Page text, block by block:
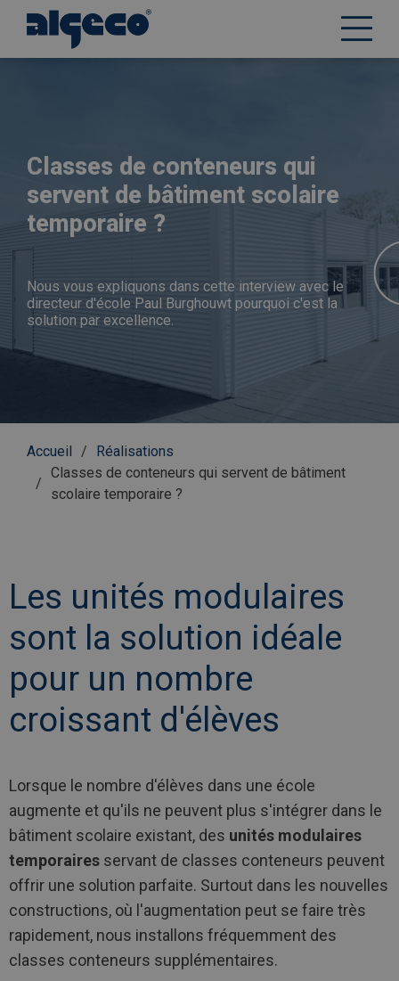
Classes de conteneurs qui
servent de bâtiment scolaire
temporaire ?
Nous vous expliquons dans cette interview avec le
directeur d'école Paul Burghouwt pourquoi c'est la
solution par excellence.
Fil
d'Ariane
Accueil
Réalisations
Classes de conteneurs qui servent de bâtiment
scolaire temporaire ?
Les unités modulaires
sont la solution idéale
pour un nombre
croissant d'élèves
Lorsque le nombre d'élèves dans une école
augmente et qu'ils ne peuvent plus s'intégrer dans le
bâtiment scolaire existant, des unités modulaires
temporaires servant de classes conteneurs peuvent
offrir une solution parfaite. Surtout dans les nouvelles
constructions, où l'augmentation peut se faire très
rapidement, nous installons fréquemment des
classes conteneurs supplémentaires.